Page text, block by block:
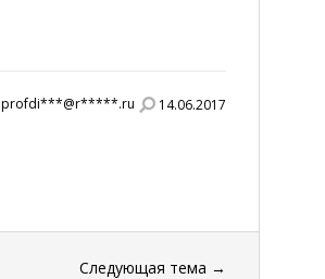
profdi***@r*****.ru 14.06.2017
Следующая тема →